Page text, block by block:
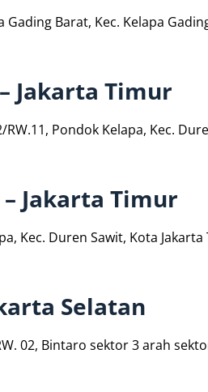
Gading Barat, Kec. Kelapa
Jakarta Timur
RW.11, Pondok Kelapa, Kec.
Jakarta Timur
Kec. Duren Sawit, Kota
Selatan
02, Bintaro sektor 3 arah